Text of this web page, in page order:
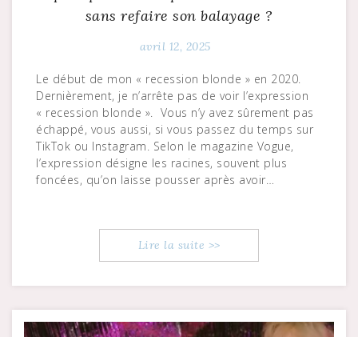
sans refaire son balayage ?
avril 12, 2025
Le début de mon « recession blonde » en 2020.
Dernièrement, je n’arrête pas de voir l’expression
« recession blonde ». Vous n’y avez sûrement pas
échappé, vous aussi, si vous passez du temps sur
TikTok ou Instagram. Selon le magazine Vogue,
l’expression désigne les racines, souvent plus
foncées, qu’on laisse pousser après avoir…
Lire la suite >>